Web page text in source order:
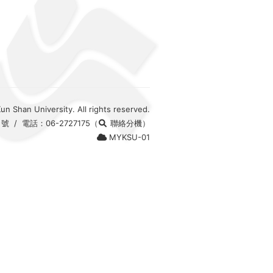
Shan University. All rights reserved.
號 / 電話：06-2727175 （
聯絡分機）
MYKSU-01